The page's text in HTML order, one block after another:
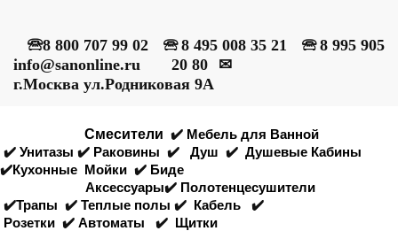
🕾8 800 707 99 02 🕾 8 495 008 35 21 🕾 8 995 905
20 80
✉
info@sanonline.ru
г.Москва ул.Родниковая 9А
Смесители ✔️ Мебель для Ванной
✔️ Унитазы ✔️ Раковины ✔️ Душ ✔️ Душевые Кабины
✔️Кухонные Мойки ✔️ Биде
Аксессуары✔️ Полотенцесушители
✔️Трапы ✔️ Теплые полы ✔️ Кабель
✔️
Розетки ✔️ Автоматы ✔️ Щитки